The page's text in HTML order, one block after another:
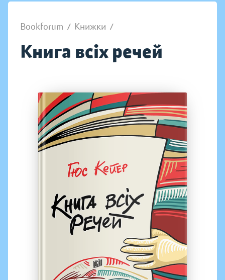
Bookforum / Книжки /
Книга всіх речей